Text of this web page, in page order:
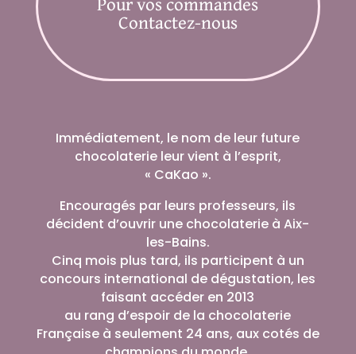
Contactez-nous
Immédiatement, le nom de leur future
chocolaterie leur vient à l’esprit,
« CaKao ».
Encouragés par leurs professeurs, ils
décident d’ouvrir une chocolaterie à Aix-
les-Bains.
Cinq mois plus tard, ils participent à un
concours international de dégustation, les
faisant accéder en 2013
au rang d’espoir de la chocolaterie
Française à seulement 24 ans, aux cotés de